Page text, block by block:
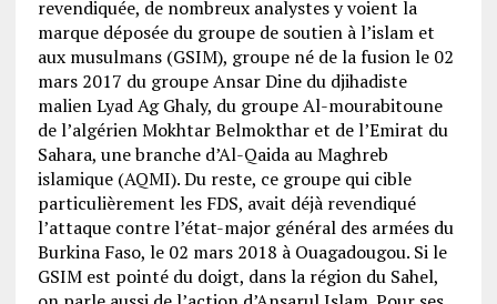
revendiquée, de nombreux analystes y voient la
marque déposée du groupe de soutien à l’islam et
aux musulmans (GSIM), groupe né de la fusion le 02
mars 2017 du groupe Ansar Dine du djihadiste
malien Lyad Ag Ghaly, du groupe Al-mourabitoune
de l’algérien Mokhtar Belmokthar et de l’Emirat du
Sahara, une branche d’Al-Qaida au Maghreb
islamique (AQMI). Du reste, ce groupe qui cible
particulièrement les FDS, avait déjà revendiqué
l’attaque contre l’état-major général des armées du
Burkina Faso, le 02 mars 2018 à Ouagadougou. Si le
GSIM est pointé du doigt, dans la région du Sahel,